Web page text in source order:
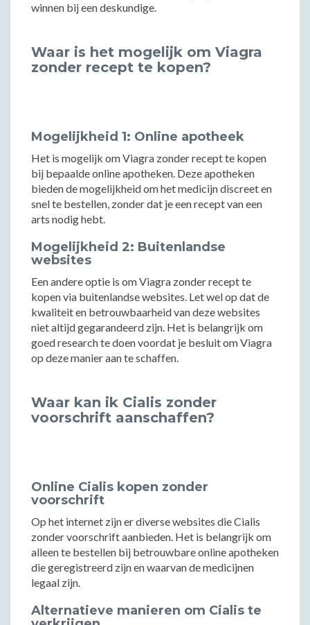
winnen bij een deskundige.
Waar is het mogelijk om Viagra
zonder recept te kopen?
Mogelijkheid 1: Online apotheek
Het is mogelijk om Viagra zonder recept te kopen
bij bepaalde online apotheken. Deze apotheken
bieden de mogelijkheid om het medicijn discreet en
snel te bestellen, zonder dat je een recept van een
arts nodig hebt.
Mogelijkheid 2: Buitenlandse
websites
Een andere optie is om Viagra zonder recept te
kopen via buitenlandse websites. Let wel op dat de
kwaliteit en betrouwbaarheid van deze websites
niet altijd gegarandeerd zijn. Het is belangrijk om
goed research te doen voordat je besluit om Viagra
op deze manier aan te schaffen.
Waar kan ik Cialis zonder
voorschrift aanschaffen?
Online Cialis kopen zonder
voorschrift
Op het internet zijn er diverse websites die Cialis
zonder voorschrift aanbieden. Het is belangrijk om
alleen te bestellen bij betrouwbare online apotheken
die geregistreerd zijn en waarvan de medicijnen
legaal zijn.
Alternatieve manieren om Cialis te